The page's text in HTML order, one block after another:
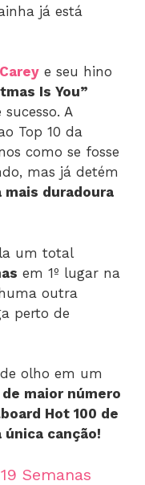
já está
e seu hino
Is You”
A
Top 10 da
como se fosse
mas já detém
duradoura
um total
em 1º lugar na
outra
perto de
olho em um
maior número
Hot 100 de
canção!
Semanas